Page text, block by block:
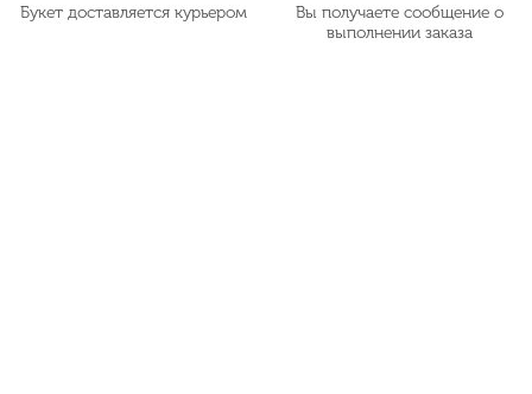
Букет доставляется курьером
Вы получаете сообщение о
выполнении заказа